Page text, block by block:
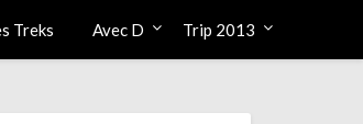
Treks Avec D Trip 2013